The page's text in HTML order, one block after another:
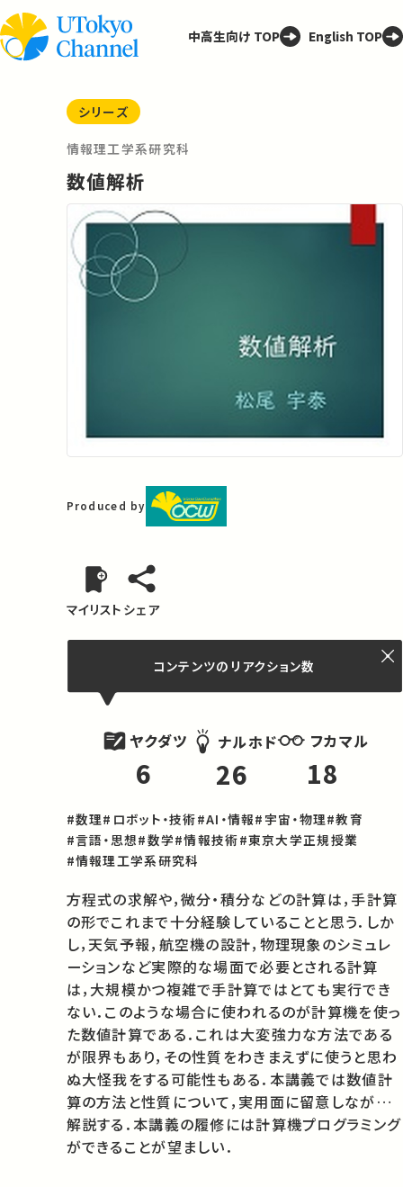
中高生向け TOP English TOP
シリーズ
情報理工学系研究科
数値解析
Produced by
マイリスト シェア
コンテンツの リアクション数
ヤクダツ
6
ナルホド
26
フカマル
18
#数理#ロボット・技術#AI・情報#宇宙・物理#教育
#言語・思想#数学#情報技術#東京大学正規授業
#情報理工学系研究科
方程式の求解や，微分・積分などの計算は，手計算
の形でこれまで十分経験していることと思う．しか
し，天気予報，航空機の設計，物理現象のシミュレ
ーションなど実際的な場面で必要とされる計算
は，大規模かつ複雑で手計算ではとても実行でき
ない．このような場合に使われるのが計算機を使っ
た数値計算である．これは大変強力な方法である
が限界もあり，その性質をわきまえずに使うと思わ
ぬ大怪我をする可能性もある．本講義では数値計
算の方法と性質について，実用面に留意しながら
解説する．本講義の履修には計算機プログラミング
ができることが望ましい．